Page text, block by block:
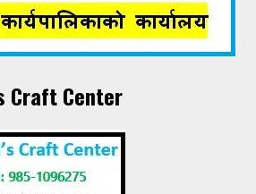
Craft Center